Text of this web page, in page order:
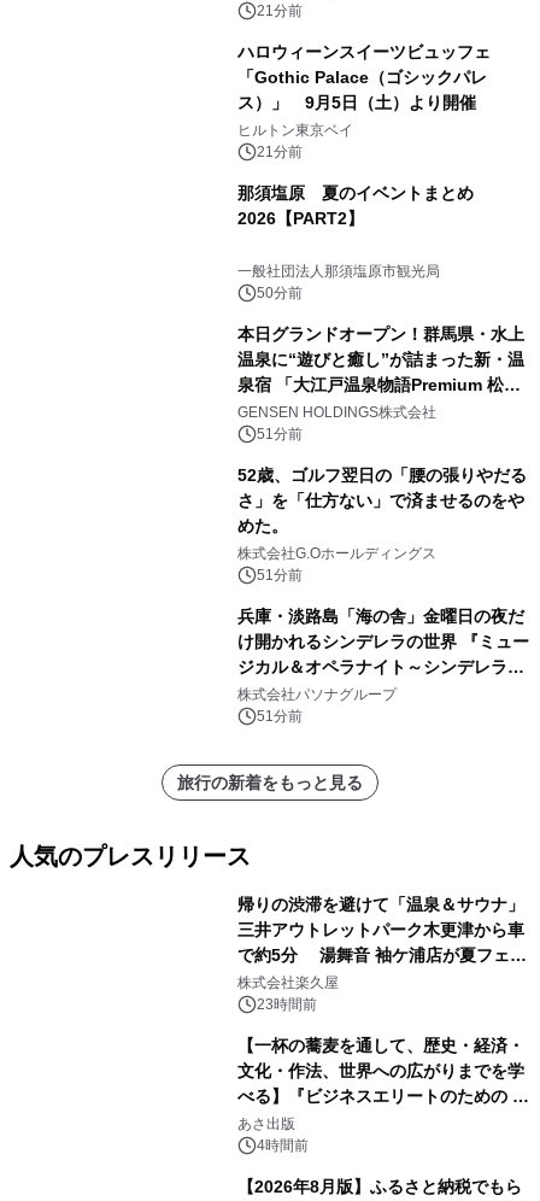
21分前
ハロウィーンスイーツビュッフェ
「Gothic Palace（ゴシックパレ
ス）」 9月5日（土）より開催
ヒルトン東京ベイ
21分前
那須塩原 夏のイベントまとめ
2026【PART2】
一般社団法人那須塩原市観光局
50分前
本日グランドオープン！群馬県・水上
温泉に“遊びと癒し”が詰まった新・温
泉宿 「大江戸温泉物語Premium 松乃
井」が誕生
GENSEN HOLDINGS株式会社
51分前
52歳、ゴルフ翌日の「腰の張りやだる
さ」を「仕方ない」で済ませるのをや
めた。
株式会社G.Oホールディングス
51分前
兵庫・淡路島「海の舎」金曜日の夜だ
け開かれるシンデレラの世界 『ミュー
ジカル＆オペラナイト～シンデレラ
～』 9月4日より開催
株式会社パソナグループ
51分前
旅行の新着をもっと見る
人気のプレスリリース
帰りの渋滞を避けて「温泉＆サウナ」
三井アウトレットパーク木更津から車
で約5分 湯舞音 袖ケ浦店が夏フェア
メニューを提供
株式会社楽久屋
23時間前
【一杯の蕎麦を通して、歴史・経済・
文化・作法、世界への広がりまでを学
べる】『ビジネスエリートのための 教
養としての蕎麦』2026年8月25日
（火）発売
あさ出版
4時間前
【2026年8月版】ふるさと納税でもら